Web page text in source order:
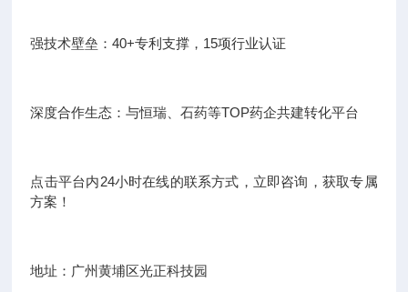
强技术壁垒：40+专利支撑，15项行业认证
深度合作生态：与恒瑞、石药等TOP药企共建转化平台
点击平台内24小时在线的联系方式，立即咨询，获取专属
方案！
地址：广州黄埔区光正科技园